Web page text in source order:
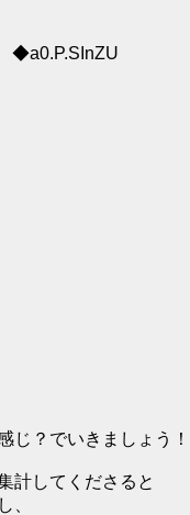
◆a0.P.SInZU
じ？でいきましょう！
計してくださると
、